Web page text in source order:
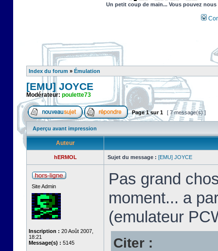
Un petit coup de main... Vous pouvez
Index du forum » Émulation
[EMU] JOYCE
Modérateur: poulette73
Page1sur1 [ 7 message(s) ]
Aperçu avant impression
Auteur
hERMOL Sujet du message : [EMU] JOYCE
Site Admin
Inscription : 20 Août 2007,
18:21
Message(s) : 5145
Pas grand
moment... a
(emulateur
Citer :